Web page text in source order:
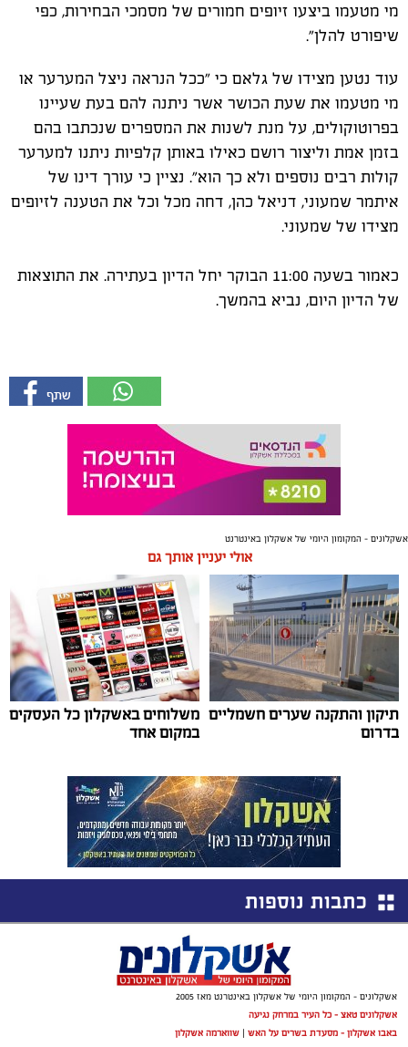
מי מטעמו ביצעו זיופים חמורים של מסמכי הבחירות, כפי
שיפורט להלן".
עוד נטען מצידו של גלאם כי "ככל הנראה ניצל המערער או
מי מטעמו את שעת הכושר אשר ניתנה להם בעת שעיינו
בפרוטוקולים, על מנת לשנות את המספרים שנכתבו בהם
בזמן אמת וליצור רושם כאילו באותן קלפיות ניתנו למערער
קולות רבים נוספים ולא כך הוא". נציין כי עורך דינו של
איתמר שמעוני, דניאל כהן, דחה מכל וכל את הטענה לזיופים
מצידו של שמעוני.
כאמור בשעה 11:00 הבוקר יחל הדיון בעתירה. את התוצאות
של הדיון היום, נביא בהמשך.
אשקלונים - המקומון היומי של אשקלון באינטרנט
אולי יעניין אותך גם
תיקון והתקנה שערים חשמליים
בדרום
משלוחים באשקלון כל העסקים
במקום אחד
כתבות נוספות
אשקלונים - המקומון היומי של אשקלון באינטרנט מאז 2005
אשקלונים טאצ - כל העיר במרחק נגיעה
באבו אשקלון - מסעדת בשרים על האש | שווארמה אשקלון